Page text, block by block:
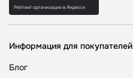
Информация для покупателей
Блог